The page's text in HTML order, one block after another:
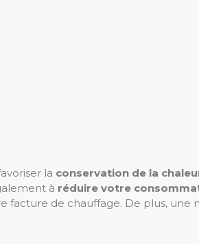
la conservation de la
à réduire votre
facture de chauffage. De plus, une